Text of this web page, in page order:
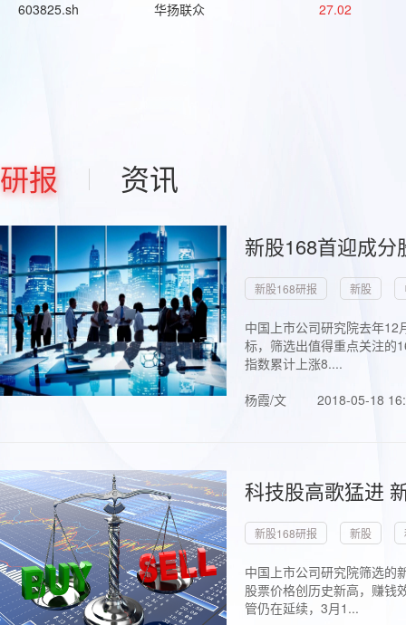
603825.sh 华扬联众 27.02
研报 资讯
新股168首迎成
新股168研报 新股
中国上市公司研究院去年
标，筛选出值得重点关注的
指数累计上涨8....
杨霞/文
2018-05-18
科技股高歌猛进
新股168研报 新股
中国上市公司研究院筛选的
股票价格创历史新高，赚钱
管仍在延续，3月1...